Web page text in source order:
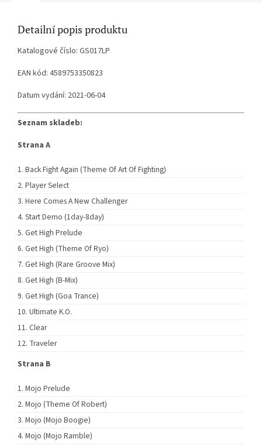
Detailní popis produktu
Katalogové číslo: GS017LP
EAN kód: 4589753350823
Datum vydání: 2021-06-04
Seznam skladeb:
Strana A
Back Fight Again (Theme Of Art Of Fighting)
Player Select
Here Comes A New Challenger
Start Demo (1day-8day)
Get High Prelude
Get High (Theme Of Ryo)
Get High (Rare Groove Mix)
Get High (B-Mix)
Get High (Goa Trance)
Ultimate K.O.
Clear
Traveler
Strana B
Mojo Prelude
Mojo (Theme Of Robert)
Mojo (Mojo Boogie)
Mojo (Mojo Ramble)